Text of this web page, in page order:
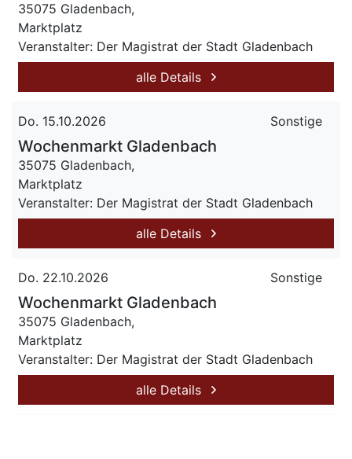
35075 Gladenbach,
Marktplatz
Veranstalter: Der Magistrat der Stadt Gladenbach
alle Details
Do. 15.10.2026 Sonstige
Wochenmarkt Gladenbach
35075 Gladenbach,
Marktplatz
Veranstalter: Der Magistrat der Stadt Gladenbach
alle Details
Do. 22.10.2026 Sonstige
Wochenmarkt Gladenbach
35075 Gladenbach,
Marktplatz
Veranstalter: Der Magistrat der Stadt Gladenbach
alle Details